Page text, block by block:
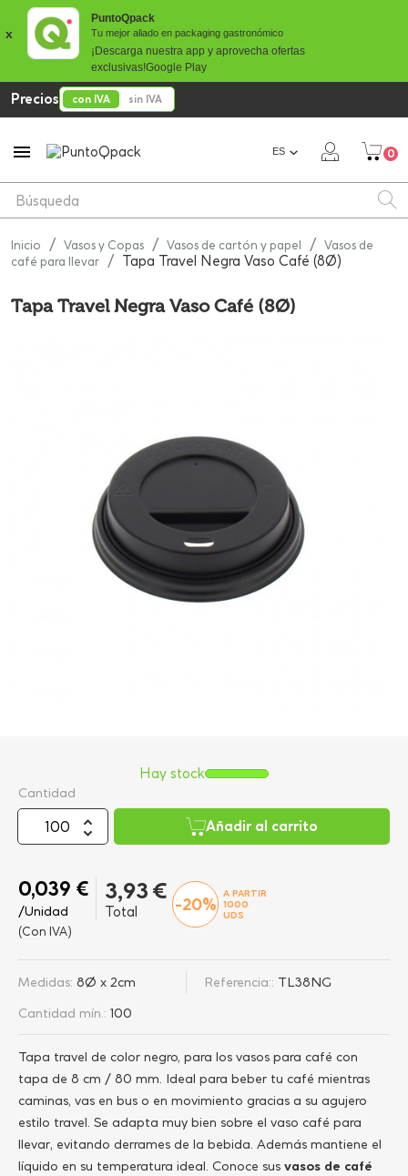
x
PuntoQpack
Tu mejor aliado en packaging gastronómico
¡Descarga nuestra app y aprovecha ofertas
exclusivas!Google Play
Precios con IVA sin IVA
 ES 0
Inicio Vasos y Copas Vasos de cartón y papel
Vasos de
café para llevar
Tapa Travel Negra Vaso Café (8Ø)
Tapa Travel Negra Vaso Café (8Ø)
0,039 €
/Unidad
(Con IVA)
3,93 €
Total -20%
A PARTIR
1000
UDS
Tapa travel de color negro, para los vasos para café con
tapa de 8 cm / 80 mm. Ideal para beber tu café mientras
caminas, vas en bus o en movimiento gracias a su agujero
estilo travel. Se adapta muy bien sobre el vaso café para
llevar, evitando derrames de la bebida. Además mantiene el
líquido en su temperatura ideal. Conoce sus vasos de café
Cantidad
Añadir al carrito
Medidas: 8Ø x 2cm Referencia:: TL38NG
Cantidad mín.: 100
Hay stock